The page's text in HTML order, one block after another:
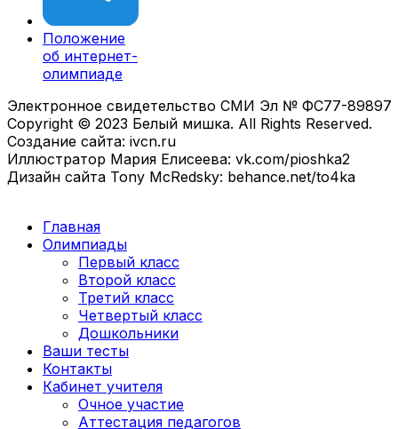
Положение
об интернет-
олимпиаде
Электронное свидетельство СМИ Эл № ФС77-89897
Copyright © 2023 Белый мишка. All Rights Reserved.
Создание сайта: ivcn.ru
Иллюстратор Мария Елисеева: vk.com/pioshka2
Дизайн сайта Tony McRedsky: behance.net/to4ka
Главная
Олимпиады
Первый класс
Второй класс
Третий класс
Четвертый класс
Дошкольники
Ваши тесты
Контакты
Кабинет учителя
Очное участие
Аттестация педагогов